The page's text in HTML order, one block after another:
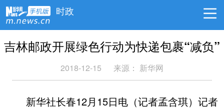
时政
吉林邮政开展绿色行动为快递包裹“减负”
2018-12-15 来源： 新华网
新华社长春12月15日电（记者孟含琪）记者